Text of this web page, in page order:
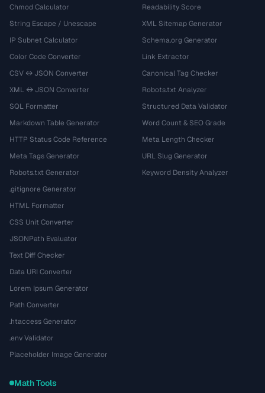
Chmod Calculator
String Escape / Unescape
IP Subnet Calculator
Color Code Converter
CSV ↔ JSON Converter
XML ↔ JSON Converter
SQL Formatter
Markdown Table Generator
HTTP Status Code Reference
Meta Tags Generator
Robots.txt Generator
.gitignore Generator
HTML Formatter
CSS Unit Converter
JSONPath Evaluator
Text Diff Checker
Data URI Converter
Lorem Ipsum Generator
Path Converter
.htaccess Generator
.env Validator
Placeholder Image Generator
Readability Score
XML Sitemap Generator
Schema.org Generator
Link Extractor
Canonical Tag Checker
Robots.txt Analyzer
Structured Data Validator
Word Count & SEO Grade
Meta Length Checker
URL Slug Generator
Keyword Density Analyzer
Math Tools